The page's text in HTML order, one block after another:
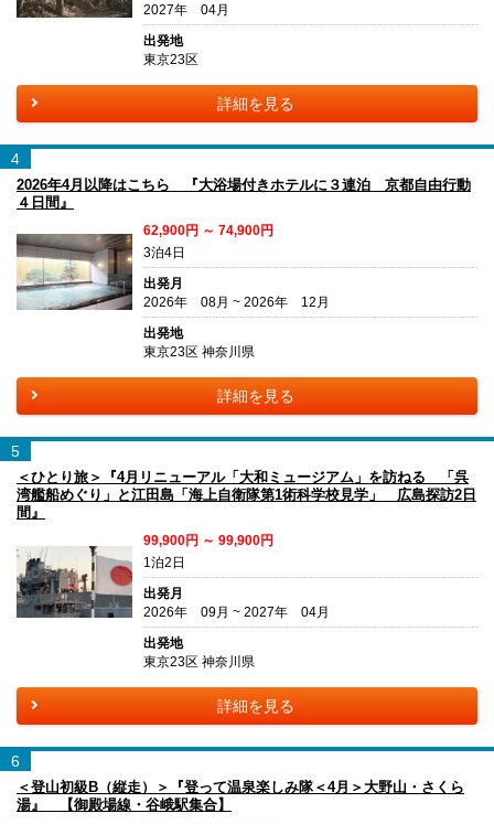
2027年 04月
出発地
東京23区
詳細を見る
4
2026年4月以降はこちら 『大浴場付きホテルに３連泊 京都自由行動
４日間』
62,900円 ～ 74,900円
3泊4日
出発月
2026年 08月 ~ 2026年 12月
出発地
東京23区 神奈川県
詳細を見る
5
＜ひとり旅＞『4月リニューアル「大和ミュージアム」を訪ねる 「呉
湾艦船めぐり」と江田島「海上自衛隊第1術科学校見学」 広島探訪2日
間』
99,900円 ～ 99,900円
1泊2日
出発月
2026年 09月 ~ 2027年 04月
出発地
東京23区 神奈川県
詳細を見る
6
＜登山初級B（縦走）＞『登って温泉楽しみ隊＜4月＞大野山・さくら
湯』 【御殿場線・谷峨駅集合】